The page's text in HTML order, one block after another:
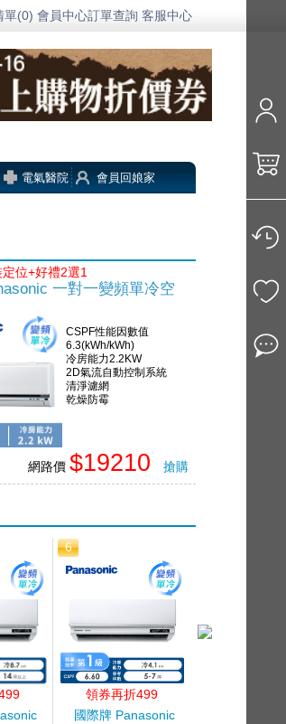
單(0) 會員中心訂單查詢 客服中心
電氣醫院 會員回娘家
位+好禮2選1
一對一變頻單冷空
CSPF性能因數值
6.3(kWh/kWh)
冷房能力2.2KW
2D氣流自動控制系統
清淨濾網
乾燥防霉
網路價 $19210 搶購
6
領券再折499
國際牌 Panasonic